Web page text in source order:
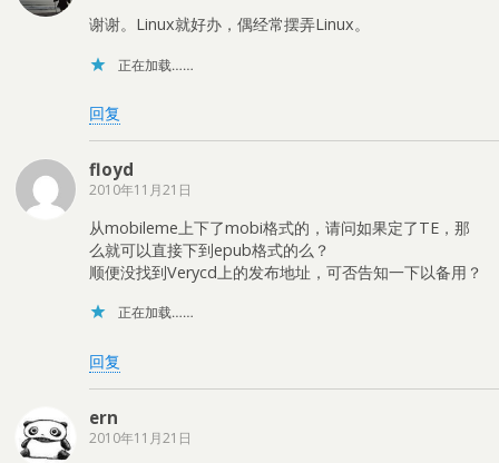
谢谢。Linux就好办，偶经常摆弄Linux。
正在加载……
回复
floyd
2010年11月21日
从mobileme上下了mobi格式的，请问如果定了TE，那
么就可以直接下到epub格式的么？
顺便没找到Verycd上的发布地址，可否告知一下以备用？
正在加载……
回复
ern
2010年11月21日